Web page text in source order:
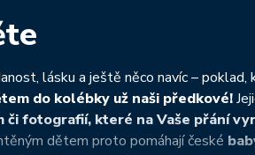
lásku a ještě něco navíc –
do kolébky už naši předkové!
či fotografií, které na Vaše přání
dětem proto pomáhají české